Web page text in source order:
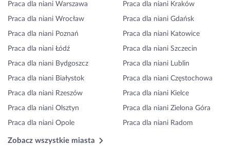
Praca dla niani Warszawa Praca dla niani Kraków
Praca dla niani Wrocław Praca dla niani Gdańsk
Praca dla niani Poznań Praca dla niani Katowice
Praca dla niani Łódź Praca dla niani Szczecin
Praca dla niani Bydgoszcz Praca dla niani Lublin
Praca dla niani Białystok Praca dla niani Częstochowa
Praca dla niani Rzeszów Praca dla niani Kielce
Praca dla niani Olsztyn Praca dla niani Zielona Góra
Praca dla niani Opole Praca dla niani Radom
Zobacz wszystkie miasta